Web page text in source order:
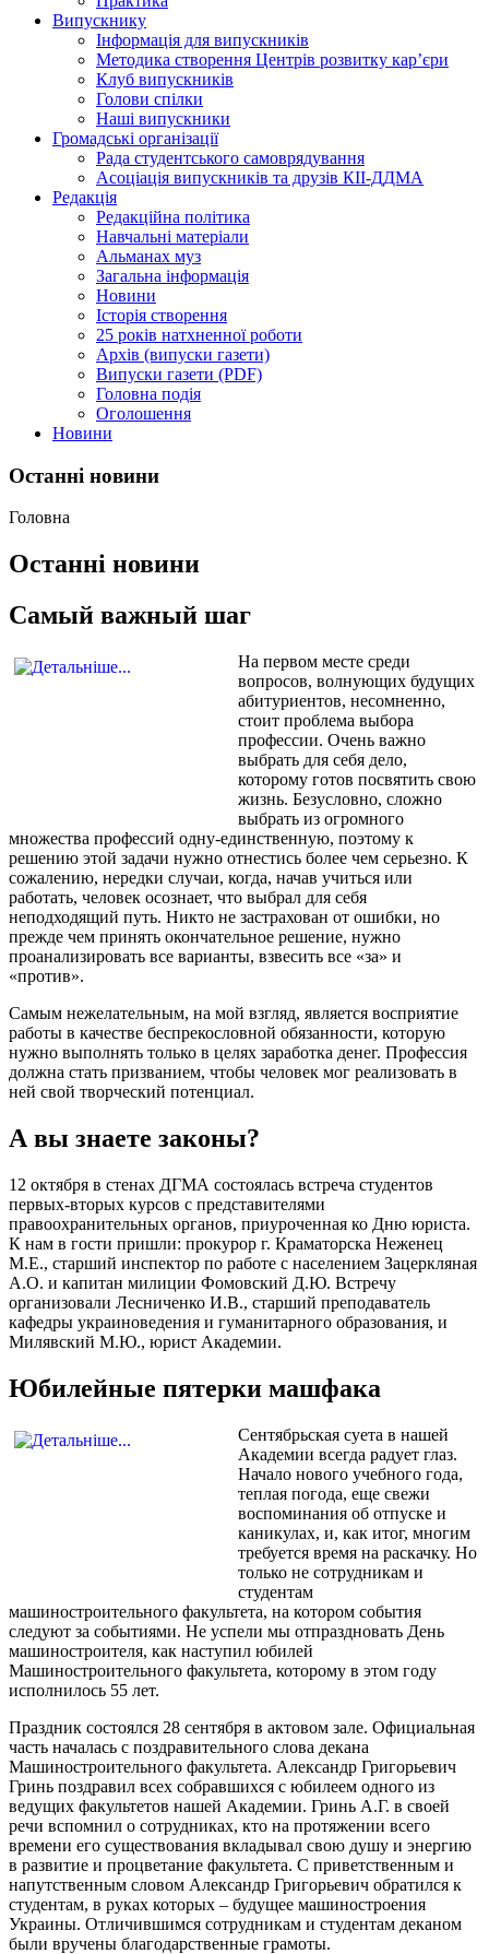
Випускнику
Інформація для випускників
Методика створення Центрів розвитку кар’єри
Клуб випускників
Голови спілки
Наші випускники
Громадські організації
Рада студентського самоврядування
Асоціація випускників та друзів КІІ-ДДМА
Редакція
Редакційна політика
Навчальні матеріали
Альманах муз
Загальна інформація
Новини
Історія створення
25 років натхненної роботи
Архів (випуски газети)
Випуски газети (PDF)
Головна подія
Оголошення
Новини
Останні новини
Головна
Останні новини
Самый важный шаг
На первом месте среди
вопросов, волнующих будущих
абитуриентов, несомненно,
стоит проблема выбора
профессии. Очень важно
выбрать для себя дело,
которому готов посвятить свою
жизнь. Безусловно, сложно
выбрать из огромного
множества профессий одну-единственную, поэтому к
решению этой задачи нужно отнестись более чем серьезно. К
сожалению, нередки случаи, когда, начав учиться или
работать, человек осознает, что выбрал для себя
неподходящий путь. Никто не застрахован от ошибки, но
прежде чем принять окончательное решение, нужно
проанализировать все варианты, взвесить все «за» и
«против».
Самым нежелательным, на мой взгляд, является восприятие
работы в качестве беспрекословной обязанности, которую
нужно выполнять только в целях заработка денег. Профессия
должна стать призванием, чтобы человек мог реализовать в
ней свой творческий потенциал.
А вы знаете законы?
12 октября в стенах ДГМА состоялась встреча студентов
первых-вторых курсов с представителями
правоохранительных органов, приуроченная ко Дню юриста.
К нам в гости пришли: прокурор г. Краматорска Неженец
М.Е., старший инспектор по работе с населением Зацеркляная
А.О. и капитан милиции Фомовский Д.Ю. Встречу
организовали Лесниченко И.В., старший преподаватель
кафедры украиноведения и гуманитарного образования, и
Милявский М.Ю., юрист Академии.
Юбилейные пятерки машфака
Сентябрьская суета в нашей
Академии всегда радует глаз.
Начало нового учебного года,
теплая погода, еще свежи
воспоминания об отпуске и
каникулах, и, как итог, многим
требуется время на раскачку. Но
только не сотрудникам и
студентам
машиностроительного факультета, на котором события
следуют за событиями. Не успели мы отпраздновать День
машиностроителя, как наступил юбилей
Машиностроительного факультета, которому в этом году
исполнилось 55 лет.
Праздник состоялся 28 сентября в актовом зале. Официальная
часть началась с поздравительного слова декана
Машиностроительного факультета. Александр Григорьевич
Гринь поздравил всех собравшихся с юбилеем одного из
ведущих факультетов нашей Академии. Гринь А.Г. в своей
речи вспомнил о сотрудниках, кто на протяжении всего
времени его существования вкладывал свою душу и энергию
в развитие и процветание факультета. С приветственным и
напутственным словом Александр Григорьевич обратился к
студентам, в руках которых – будущее машиностроения
Украины. Отличившимся сотрудникам и студентам деканом
были вручены благодарственные грамоты.